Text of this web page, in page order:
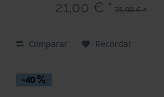
21,00 € * 35,00 € *
Comparar Recordar
-40